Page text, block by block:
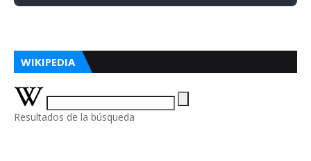
WIKIPEDIA
Resultados de la búsqueda